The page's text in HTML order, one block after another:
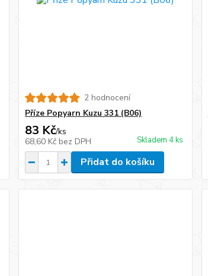
2 hodnocení
Příze Popyarn Kuzu 331 (B06)
83 Kč/ks
68,60 Kč bez DPH Skladem 4 ks
Přidat do košíku